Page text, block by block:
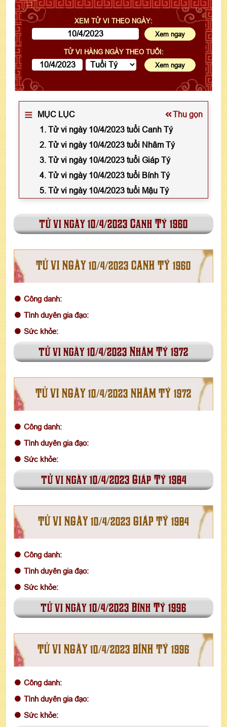
XEM TỬ VI THEO NGÀY:
TỬ VI HÀNG NGÀY THEO TUỔI:
MỤC LỤC
Thu gọn
1. Tử vi ngày 10/4/2023 tuổi Canh Tý
2. Tử vi ngày 10/4/2023 tuổi Nhâm Tý
3. Tử vi ngày 10/4/2023 tuổi Giáp Tý
4. Tử vi ngày 10/4/2023 tuổi Bính Tý
5. Tử vi ngày 10/4/2023 tuổi Mậu Tý
tử vi ngày 10/4/2023 Canh Tý 1960
TỬ VI NGÀY 10/4/2023 CANH TÝ 1960
Công danh:
Tình duyên gia đạo:
Sức khỏe:
tử vi ngày 10/4/2023 Nhâm Tý 1972
TỬ VI NGÀY 10/4/2023 NHÂM TÝ 1972
Công danh:
Tình duyên gia đạo:
Sức khỏe:
tử vi ngày 10/4/2023 Giáp Tý 1984
TỬ VI NGÀY 10/4/2023 GIÁP TÝ 1984
Công danh:
Tình duyên gia đạo:
Sức khỏe:
tử vi ngày 10/4/2023 Bính Tý 1996
TỬ VI NGÀY 10/4/2023 BÍNH TÝ 1996
Công danh:
Tình duyên gia đạo:
Sức khỏe: